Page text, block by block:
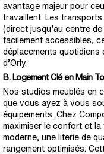
avantage majeur pour
travaillent. Les
(direct jusqu’au centre
facilement accessibles,
déplacements quotidiens
d’Orly.
B. Logement Clé en Main
Nos studios meublés en
que vous ayez à vous
équipements. Chez
maximiser le confort et la
moderne, une literie de
rangement optimisés.